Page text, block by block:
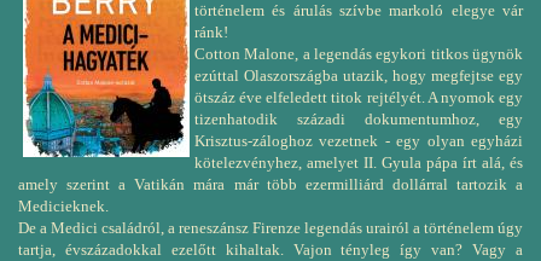
történelem és árulás szívbe markoló elegye vár
ránk!
Cotton Malone, a legendás egykori titkos ügynök
ezúttal Olaszországba utazik, hogy megfejtse egy
ötszáz éve elfeledett titok rejtélyét. A nyomok egy
tizenhatodik századi dokumentumhoz, egy
Krisztus-záloghoz vezetnek - egy olyan egyházi
kötelezvényhez, amelyet II. Gyula pápa írt alá, és
amely szerint a Vatikán mára már több ezermilliárd dollárral tartozik a
Medicieknek.
De a Medici családról, a reneszánsz Firenze legendás urairól a történelem úgy
tartja, évszázadokkal ezelőtt kihaltak. Vajon tényleg így van? Vagy a